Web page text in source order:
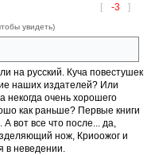
[ -3 ]
увидеть)
на русский. Куча повестушек
наших издателей? Или
некогда очень хорошего
как раньше? Первые книги
вот все что после... да,
нож, Криоожог и
в неведении.